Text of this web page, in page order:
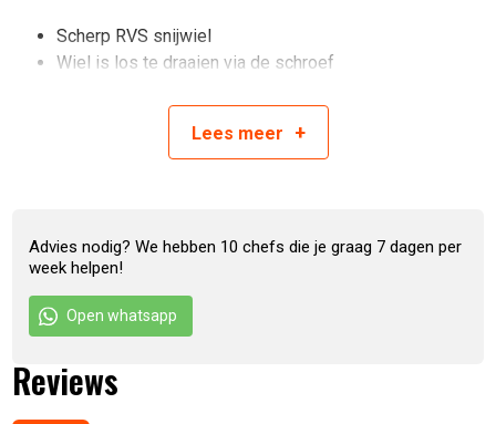
Scherp RVS snijwiel
Wiel is los te draaien via de schroef
5707582034267
Lees meer +
Advies nodig? We hebben 10 chefs die je graag 7 dagen per
week helpen!
Open whatsapp
Reviews